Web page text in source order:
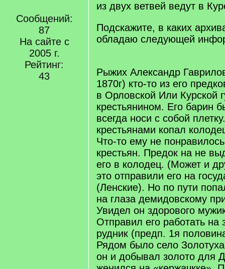
Сообщений:
87
На сайте с
2005 г.
Рейтинг:
43
из двух ветвей ведут в
Подскажите, в каких
обладаю следующей
Рыжих Александр
1870г) кто-то из его
в Орловской Или Курской
крестьянином. Его барин
всегда носи с собой
крестьянами копал
Что-то ему не
крестьян. Предок на не
его в колодец. (Может и
это отправили его на
(Ленские). Но по пути
на глаза демидовскому
Увидел он здорового
Отправил его работать на
рудник (предп. 1я
Рядом было село
он и добывал золото для